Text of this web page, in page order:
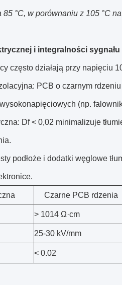
°C, w porównaniu z 105 °C
i integralności sygnału
często działają przy napięciu
PCB o czarnym
(np.
Df < 0,02 minimalizuje
podłoże i dodatki węglowe
Czarne PCB rdzenia
> 1014 Ω·cm
25-30 kV/mm
< 0.02